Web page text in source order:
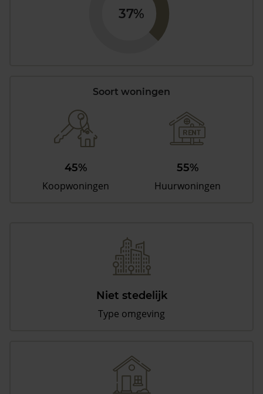
37%
Soort woningen
45%
Koopwoningen
55%
Huurwoningen
Niet stedelijk
Type omgeving